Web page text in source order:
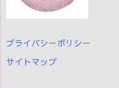
プライバシーポリシー
サイトマップ